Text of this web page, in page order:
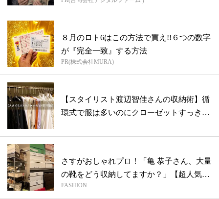
８月のロト6はこの方法で買え!!６つの数字
が『完全一致』する方法
PR(株式会社MURA)
【スタイリスト渡辺智佳さんの収納術】循
環式で服は多いのにクローゼットすっき
さすがおしゃれプロ！「亀 恭子さん、大量
の靴をどう収納してますか？」【超人気ス
タ...
FASHION